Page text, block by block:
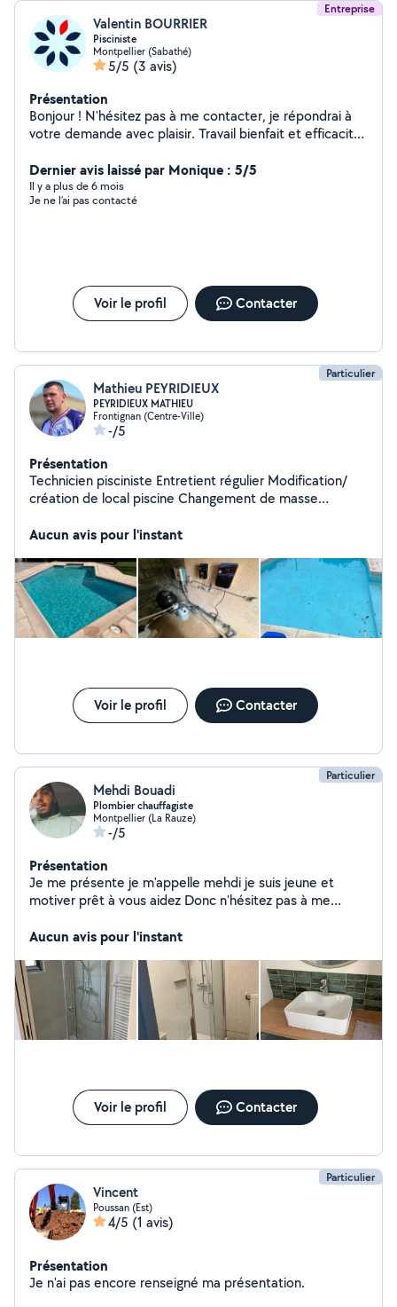
Entreprise
Valentin BOURRIER
Pisciniste
Montpellier (Sabathé)
5/5 (3 avis)
Présentation
Bonjour ! N'hésitez pas à me contacter, je répondrai à
votre demande avec plaisir. Travail bienfait et efficacité,
Dernier avis laissé par Monique : 5/5
Il y a plus de 6 mois
Je ne l’ai pas contacté
Voir le profil Contacter
Particulier
Mathieu PEYRIDIEUX
PEYRIDIEUX MATHIEU
Frontignan (Centre-Ville)
-/5
Présentation
Technicien pisciniste Entretient régulier Modification/
création de local piscine Changement de masse
Aucun avis pour l'instant
Voir le profil Contacter
Particulier
Mehdi Bouadi
Plombier chauffagiste
Montpellier (La Rauze)
-/5
Présentation
Je me présente je m'appelle mehdi je suis jeune et
motiver prêt à vous aidez Donc n'hésitez pas à me
bien
Aucun avis pour l'instant
Voir le profil Contacter
Particulier
Vincent
Poussan (Est)
4/5 (1 avis)
Présentation
Je n'ai pas encore renseigné ma présentation.